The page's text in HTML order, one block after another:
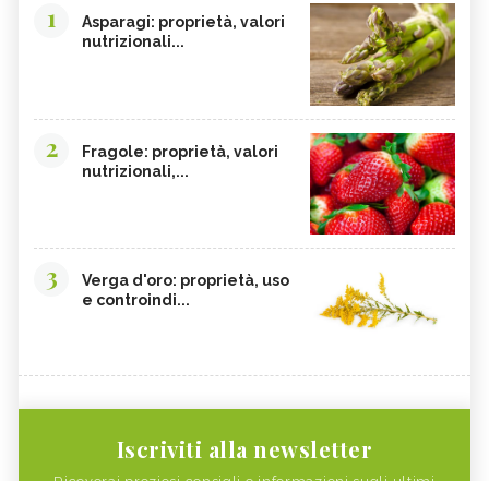
1
Asparagi: proprietà, valori
nutrizionali...
2
Fragole: proprietà, valori
nutrizionali,...
3
Verga d'oro: proprietà, uso
e controindi...
Iscriviti alla newsletter